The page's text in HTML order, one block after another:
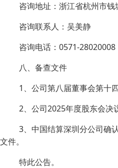
咨询地址：浙江省杭州市
咨询联系人：吴美静
咨询电话：0571-28020008
八、备查文件
1、公司第八届董事会第十
2、公司2025年度股东会决
3、中国结算深圳分公司确
文件。
特此公告。